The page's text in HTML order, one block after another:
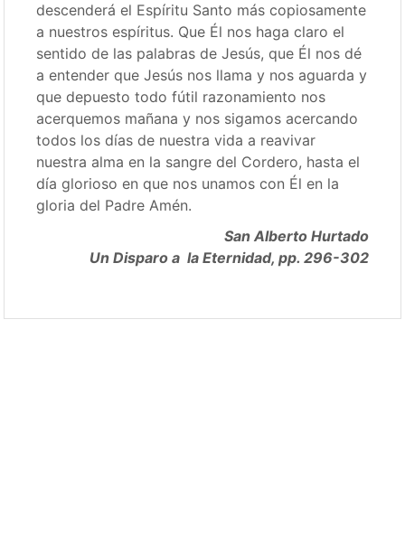
descenderá el Espíritu Santo más copiosamente
a nuestros espíritus. Que Él nos haga claro el
sentido de las palabras de Jesús, que Él nos dé
a entender que Jesús nos llama y nos aguarda y
que depuesto todo fútil razonamiento nos
acerquemos mañana y nos sigamos acercando
todos los días de nuestra vida a reavivar
nuestra alma en la sangre del Cordero, hasta el
día glorioso en que nos unamos con Él en la
gloria del Padre Amén.
San Alberto Hurtado
Un Disparo a la Eternidad, pp. 296-302